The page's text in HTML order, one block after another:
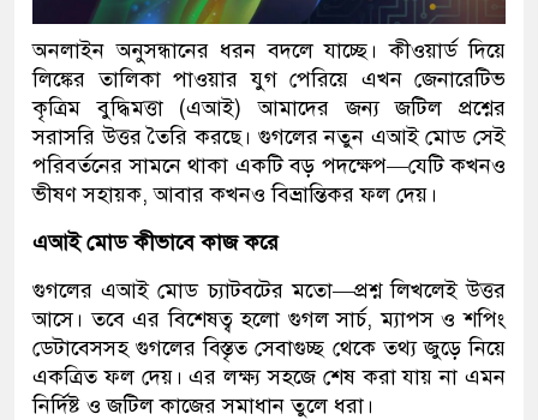
অনলাইন অনুসন্ধানের ধরন বদলে ‌যাচ্ছে। কীওয়ার্ড দিয়ে
লিঙ্কের তালিকা পাওয়ার যুগ পেরিয়ে এখন জেনারেটিভ
কৃত্রিম বুদ্ধিমত্তা (এআই) আমাদের জন্য জটিল প্রশ্নের
সরাসরি উত্তর তৈরি করছে। গুগলের নতুন এআই মোড সেই
পরিবর্তনের সামনে থাকা একটি বড় পদক্ষেপ—যেটি কখনও
ভীষণ সহায়ক, আবার কখনও বিভ্রান্তিকর ফল দেয়।
এআই মোড কীভাবে কাজ করে
গুগলের এআই মোড চ্যাটবটের মতো—প্রশ্ন লিখলেই উত্তর
আসে। তবে এর বিশেষত্ব হলো গুগল সার্চ, ম্যাপস ও শপিং
ডেটাবেসসহ গুগলের বিস্তৃত সেবাগুচ্ছ থেকে তথ্য জুড়ে নিয়ে
একত্রিত ফল দেয়। এর লক্ষ্য সহজে শেষ করা যায় না এমন
নির্দিষ্ট ও জটিল কাজের সমাধান তুলে ধরা।